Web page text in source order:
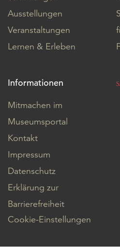
Ausstellungen
Veranstaltungen
Lernen & Erleben
Informationen
Mitmachen im
Museumsportal
Kontakt
Impressum
Datenschutz
Erklärung zur
Barrierefreiheit
Cookie-Einstellungen